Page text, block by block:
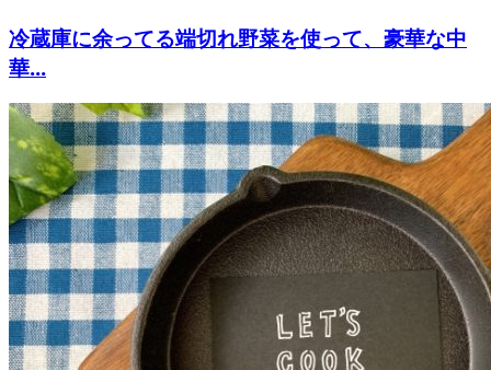
冷蔵庫に余ってる端切れ野菜を使って、豪華な中
華...